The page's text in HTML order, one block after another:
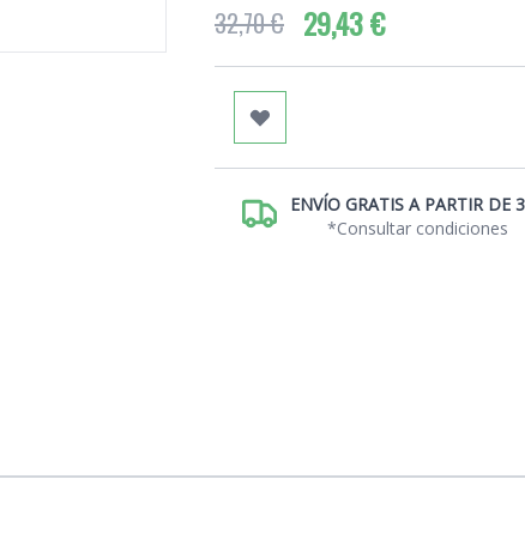
32,70 € 29,43 €
ENVÍO GRATIS A PARTIR DE
*Consultar condiciones